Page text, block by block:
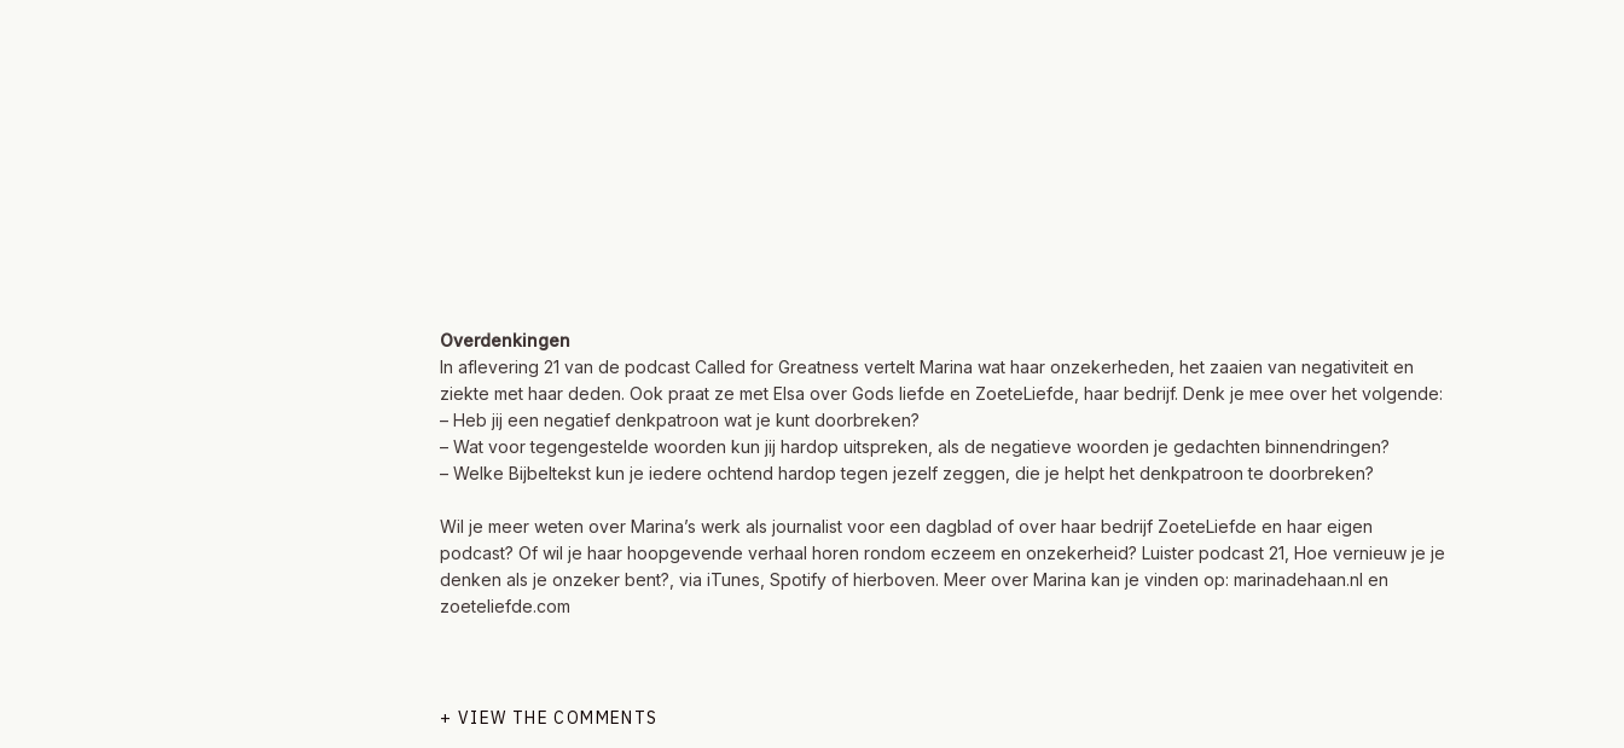
Overdenkingen
In aflevering 21 van de podcast Called for Greatness vertelt Marina wat haar onzekerheden, het zaaien van negativiteit en
ziekte met haar deden. Ook praat ze met Elsa over Gods liefde en ZoeteLiefde, haar bedrijf. Denk je mee over het volgende:
– Heb jij een negatief denkpatroon wat je kunt doorbreken?
– Wat voor tegengestelde woorden kun jij hardop uitspreken, als de negatieve woorden je gedachten binnendringen?
– Welke Bijbeltekst kun je iedere ochtend hardop tegen jezelf zeggen, die je helpt het denkpatroon te doorbreken?
Wil je meer weten over Marina’s werk als journalist voor een dagblad of over haar bedrijf ZoeteLiefde en haar eigen
podcast? Of wil je haar hoopgevende verhaal horen rondom eczeem en onzekerheid? Luister podcast 21, Hoe vernieuw je je
denken als je onzeker bent?, via iTunes Spotify of hierboven. Meer over Marina kan je vinden op: marinadehaan.nl en
zoeteliefde.com
+ VIEW THE COMMENTS